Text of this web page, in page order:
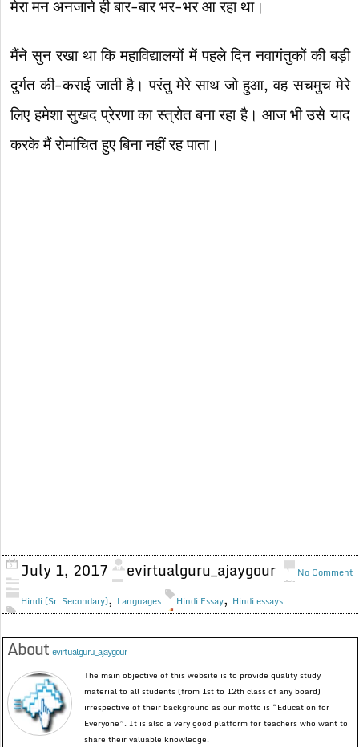
मेरा मन अनजाने ही बार-बार भर-भर आ रहा था।
मैंने सुन रखा था कि महाविद्यालयों में पहले दिन नवागंतुकों की बड़ी
दुर्गत की-कराई जाती है। परंतु मेरे साथ जो हुआ, वह सचमुच मेरे
लिए हमेशा सुखद प्रेरणा का स्त्रोत बना रहा है। आज भी उसे याद
करके मैं रोमांचित हुए बिना नहीं रह पाता।
July 1, 2017 evirtualguru_ajaygour
Hindi (Sr. Secondary), Languages
No Comment
Hindi Essay, Hindi essays
Aboutevirtualguru_ajaygour
The main objective of this website is to provide quality study
material to all students (from 1st to 12th class of any board)
irrespective of their background as our motto is “Education for
Everyone”. It is also a very good platform for teachers who want to
share their valuable knowledge.